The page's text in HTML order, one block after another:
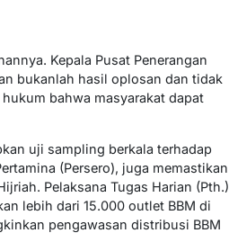
Kepala Pusat Penerangan
bukanlah hasil oplosan dan tidak
bahwa masyarakat dapat
uji sampling berkala terhadap
(Persero), juga memastikan
Pelaksana Tugas Harian (Pth.)
lebih dari 15.000 outlet BBM di
pengawasan distribusi BBM